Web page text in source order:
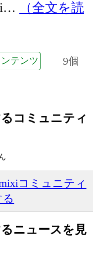
（全文を読
テンツ 9個
コミュニティ
コミュニティ
ニュースを見